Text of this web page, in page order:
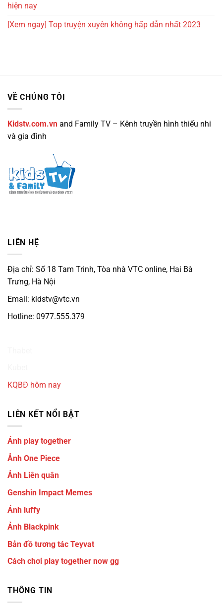
hiện nay
[Xem ngay] Top truyện xuyên không hấp dẫn nhất 2023
VỀ CHÚNG TÔI
Kidstv.com.vn and Family TV – Kênh truyền hình thiếu nhi
và gia đình
LIÊN HỆ
Địa chỉ: Số 18 Tam Trinh, Tòa nhà VTC online, Hai Bà
Trưng, Hà Nội
Email: kidstv@vtc.vn
Hotline: 0977.555.379
KQBĐ hôm nay
LIÊN KẾT NỔI BẬT
Ảnh play together
Ảnh One Piece
Ảnh Liên quân
Genshin Impact Memes
Ảnh luffy
Ảnh Blackpink
Bản đồ tương tác Teyvat
Cách chơi play together now gg
THÔNG TIN